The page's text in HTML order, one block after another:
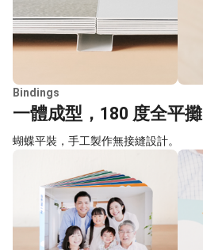
Bindings
一體成型，180 度全平攤
蝴蝶平裝，手工製作無接縫設計。